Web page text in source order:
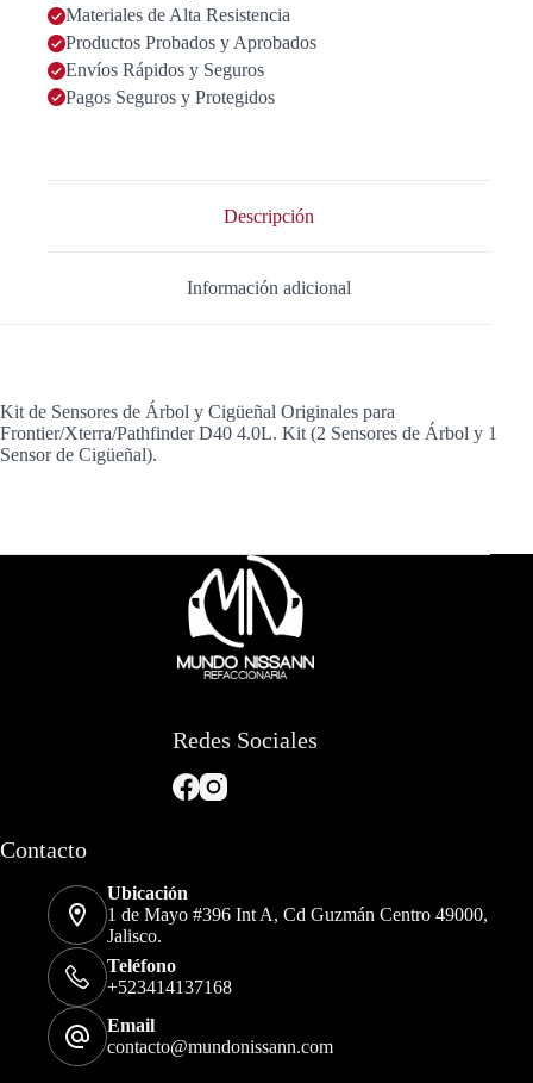
Cigüeñal
Frontier/Xterra
cantidad
Materiales de Alta Resistencia
Productos Probados y Aprobados
Envíos Rápidos y Seguros
Pagos Seguros y Protegidos
Descripción
Información adicional
Kit de Sensores de Árbol y Cigüeñal Originales para
Frontier/Xterra/Pathfinder D40 4.0L. Kit (2 Sensores de Árbol y 1
Sensor de Cigüeñal).
Redes Sociales
Contacto
Ubicación
1 de Mayo #396 Int A, Cd Guzmán Centro 49000,
Jalisco.
Teléfono
+523414137168
Email
contacto@mundonissann.com